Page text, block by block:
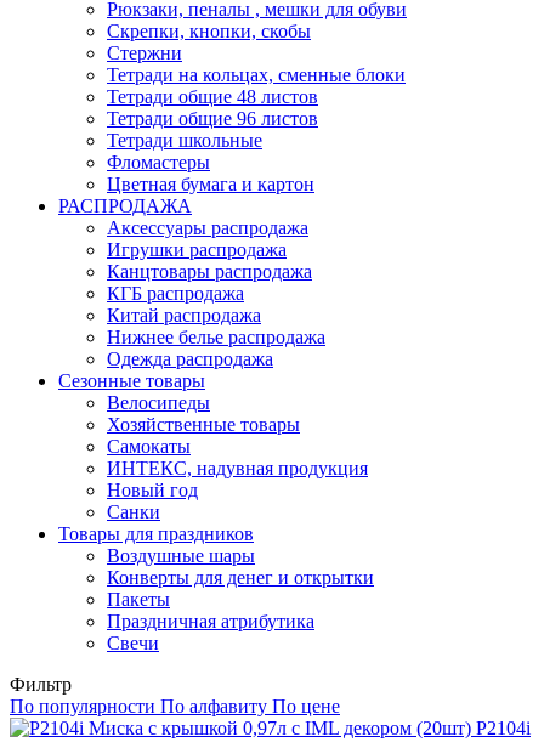
Рюкзаки, пеналы , мешки для обуви
Скрепки, кнопки, скобы
Стержни
Тетради на кольцах, сменные блоки
Тетради общие 48 листов
Тетради общие 96 листов
Тетради школьные
Фломастеры
Цветная бумага и картон
РАСПРОДАЖА
Аксессуары распродажа
Игрушки распродажа
Канцтовары распродажа
КГБ распродажа
Китай распродажа
Нижнее белье распродажа
Одежда распродажа
Сезонные товары
Велосипеды
Хозяйственные товары
Самокаты
ИНТЕКС, надувная продукция
Новый год
Санки
Товары для праздников
Воздушные шары
Конверты для денег и открытки
Пакеты
Праздничная атрибутика
Свечи
Фильтр
По популярности По алфавиту По цене